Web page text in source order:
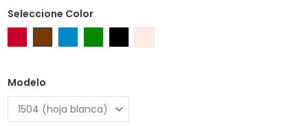
Seleccione Color
Modelo